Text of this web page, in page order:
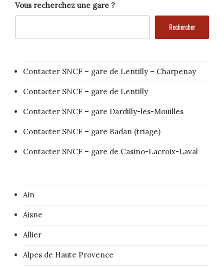
Vous recherchez une gare ?
Rechercher
Contacter SNCF – gare de Lentilly – Charpenay
Contacter SNCF – gare de Lentilly
Contacter SNCF – gare Dardilly-les-Mouilles
Contacter SNCF – gare Badan (triage)
Contacter SNCF – gare de Casino-Lacroix-Laval
Ain
Aisne
Allier
Alpes de Haute Provence